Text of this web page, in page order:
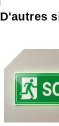
D'autres